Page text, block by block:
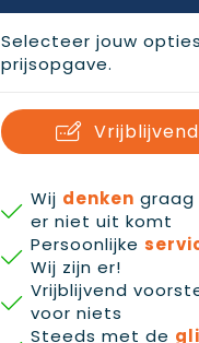
Selecteer jouw
prijsopgave.
Wij denken graag
er niet uit komt
Persoonlijke
Wij zijn er!
Vrijblijvend
voor niets
Steeds met de